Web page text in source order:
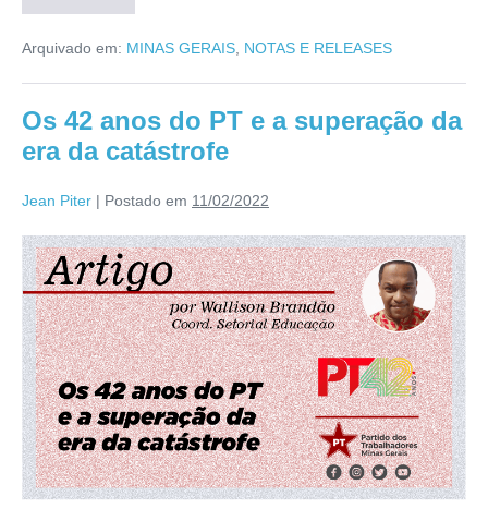
Arquivado em: MINAS GERAIS NOTAS E RELEASES
Os 42 anos do PT e a superação da
era da catástrofe
Jean Piter | Postado em 11/02/2022